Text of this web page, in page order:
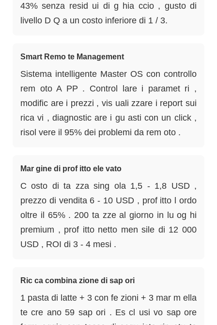
43% senza resid ui di g hia ccio , gusto di
livello D Q a un costo inferiore di 1 / 3.
Smart Remo te Management
Sistema intelligente Master OS con controllo
rem oto A PP . Control lare i paramet ri ,
modific are i prezzi , vis uali zzare i report sui
rica vi , diagnostic are i gu asti con un click ,
risol vere il 95% dei problemi da rem oto .
Mar gine di prof itto ele vato
C osto di ta zza sing ola 1,5 - 1,8 USD ,
prezzo di vendita 6 - 10 USD , prof itto l ordo
oltre il 65% . 200 ta zze al giorno in lu og hi
premium , prof itto netto men sile di 12 000
USD , ROI di 3 - 4 mesi .
Ric ca combina zione di sap ori
1 pasta di latte + 3 con fe zioni + 3 mar m ella
te cre ano 59 sap ori . Es cl usi vo sap ore